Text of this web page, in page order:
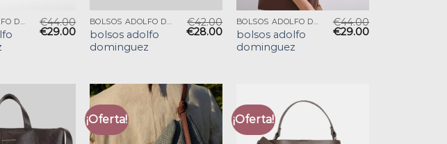
BOLSOS ADOLFO DOMINGUEZ €44.00
€29.00
BOLSOS ADOLFO DOMINGUEZ
bolsos adolfo
dominguez
€42.00
€28.00
BOLSOS ADOLFO DOMINGUEZ
bolsos adolfo
dominguez
€44.00
€29.00
¡Oferta! ¡Oferta!